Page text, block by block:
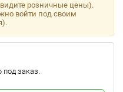
розничные цены).
войти под своим
заказ.